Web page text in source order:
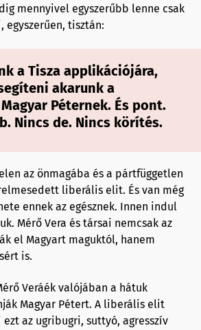
mennyivel egyszerűbb lenne csak
egyszerűen, tisztán:
a Tisza applikációjára,
akarunk a
Péternek. És pont.
Nincs de. Nincs körítés.
az önmagába és a pártfüggetlen
liberális elit. És van még
ennek az egésznek. Innen indul
Mérő Vera és társai nemcsak az
el Magyart maguktól, hanem
is.
Veráék valójában a hátuk
Magyar Pétert. A liberális elit
ezt az ugribugri, suttyó, agresszív